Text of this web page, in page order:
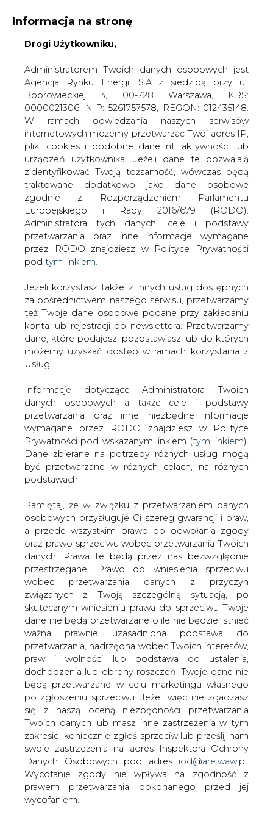
KONTAKT:
WYDAWCA PORTALU:
WYSOKI KONTRAST WIELKOŚĆ TEKSTU A A
ZALOGUJ SIĘ
WŁĄCZ CIRE.TV
Informacja na stronę
Drogi Użytkowniku,
Administratorem Twoich danych osobowych jest
Agencja Rynku Energii S.A z siedzibą przy ul.
Bobrowieckiej 3, 00-728 Warszawa, KRS:
0000021306, NIP: 5261757578, REGON: 012435148.
W ramach odwiedzania naszych serwisów
internetowych możemy przetwarzać Twój adres IP,
pliki cookies i podobne dane nt. aktywności lub
urządzeń użytkownika. Jeżeli dane te pozwalają
zidentyfikować Twoją tożsamość, wówczas będą
traktowane dodatkowo jako dane osobowe
zgodnie z Rozporządzeniem Parlamentu
Europejskiego i Rady 2016/679 (RODO).
Administratora tych danych, cele i podstawy
przetwarzania oraz inne informacje wymagane
przez RODO znajdziesz w Polityce Prywatności
pod tym linkiem.
Jeżeli korzystasz także z innych usług dostępnych
za pośrednictwem naszego serwisu, przetwarzamy
też Twoje dane osobowe podane przy zakładaniu
konta lub rejestracji do newslettera. Przetwarzamy
dane, które podajesz, pozostawiasz lub do których
możemy uzyskać dostęp w ramach korzystania z
Usług.
Informacje dotyczące Administratora Twoich
danych osobowych a także cele i podstawy
przetwarzania oraz inne niezbędne informacje
wymagane przez RODO znajdziesz w Polityce
Prywatności pod wskazanym linkiem (tym linkiem).
Dane zbierane na potrzeby różnych usług mogą
być przetwarzane w różnych celach, na różnych
podstawach.
Pamiętaj, że w związku z przetwarzaniem danych
osobowych przysługuje Ci szereg gwarancji i praw,
a przede wszystkim prawo do odwołania zgody
oraz prawo sprzeciwu wobec przetwarzania Twoich
danych. Prawa te będą przez nas bezwzględnie
przestrzegane. Prawo do wniesienia sprzeciwu
wobec przetwarzania danych z przyczyn
związanych z Twoją szczególną sytuacją, po
skutecznym wniesieniu prawa do sprzeciwu Twoje
dane nie będą przetwarzane o ile nie będzie istnieć
ważna prawnie uzasadniona podstawa do
przetwarzania, nadrzędna wobec Twoich interesów,
praw i wolności lub podstawa do ustalenia,
dochodzenia lub obrony roszczeń. Twoje dane nie
będą przetwarzane w celu marketingu własnego
po zgłoszeniu sprzeciwu. Jeżeli więc nie zgadzasz
się z naszą oceną niezbędności przetwarzania
Twoich danych lub masz inne zastrzeżenia w tym
zakresie, koniecznie zgłoś sprzeciw lub prześlij nam
swoje zastrzeżenia na adres Inspektora Ochrony
Danych Osobowych pod adres iod@are.waw.pl
Wycofanie zgody nie wpływa na zgodność z
prawem przetwarzania dokonanego przed jej
wycofaniem.
Strona główna
SERWIS INFORMACYJNY CIRE
Ministerstwo Cyfryzacji podnosi E-kompetencje.
Ruszają nabory na szkolenia cyfrowe
2025-03-13 15:30
drukuj
skomentuj
udostępnij:
Ministerstwo Cyfryzacji podnosi E-
kompetencje. Ruszają nabory na
szkolenia cyfrowe
pixabay.com
Ponad 254 tysiące osób skorzysta ze
szkoleń, które pozwolą im zdobyć
podstawowe kompetencje cyfrowe.
Ministerstwo Cyfryzacji wspólnie z
Centrum Projektów Polska Cyfrowa
ogłasza pięć nowych naborów.